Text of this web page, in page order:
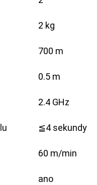
2 kg
700 m
0.5 m
2.4 GHz
≦4 sekundy
60 m/min
ano